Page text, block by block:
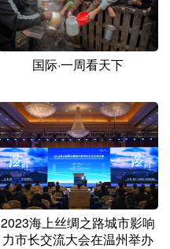
Français عربى
日本語 한국어
国际·一周看天下
2023海上丝绸之路城市影响
力市长交流大会在温州举办